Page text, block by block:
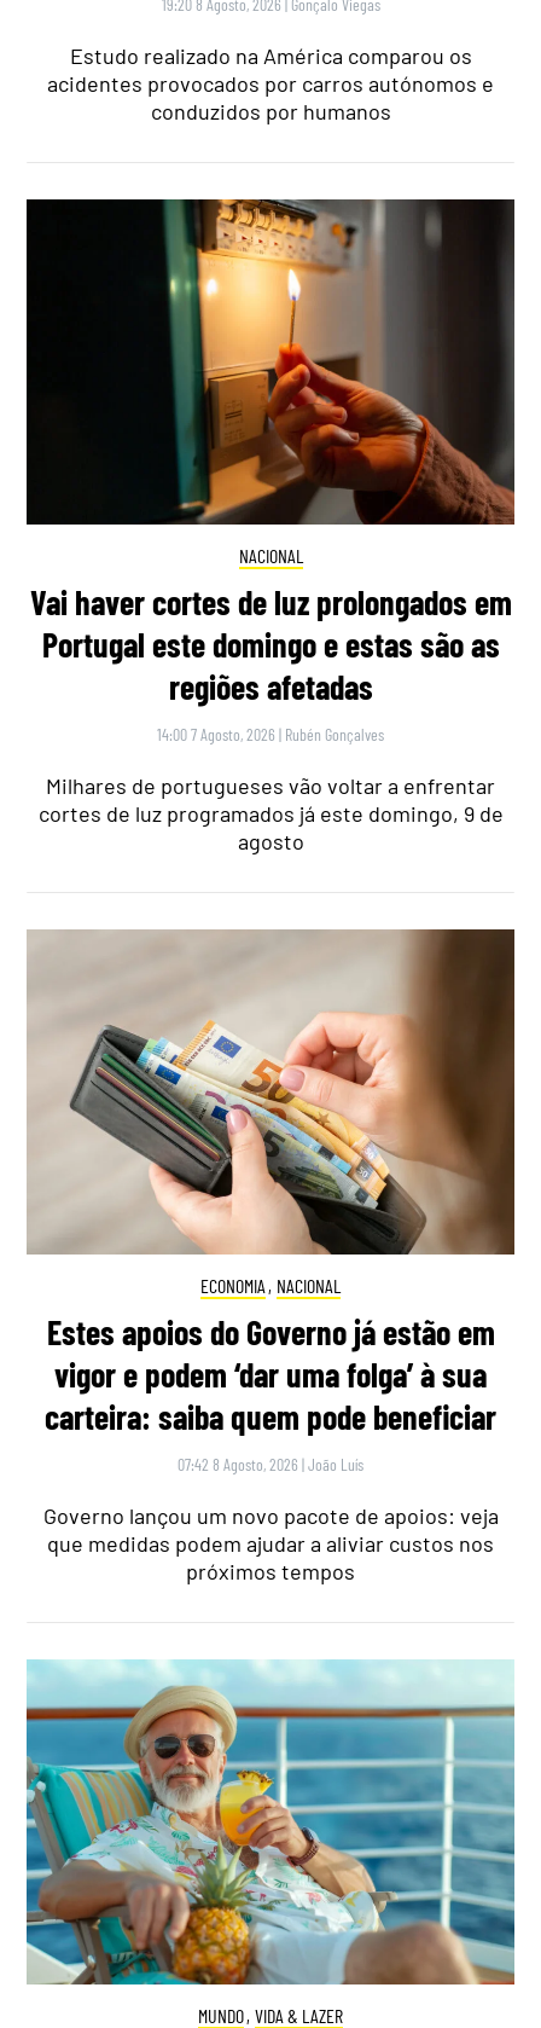
Estudo realizado na América comparou os
acidentes provocados por carros autónomos e
conduzidos por humanos
NACIONAL
Vai haver cortes de luz prolongados em
Portugal este domingo e estas são as
regiões afetadas
14:00 7 Agosto, 2026 | Rubén Gonçalves
Milhares de portugueses vão voltar a enfrentar
cortes de luz programados já este domingo, 9 de
agosto
ECONOMIA , NACIONAL
Estes apoios do Governo já estão em
vigor e podem ‘dar uma folga’ à sua
carteira: saiba quem pode beneficiar
07:42 8 Agosto, 2026 |João Luís
Governo lançou um novo pacote de apoios: veja
que medidas podem ajudar a aliviar custos nos
próximos tempos
MUNDO, VIDA & LAZER